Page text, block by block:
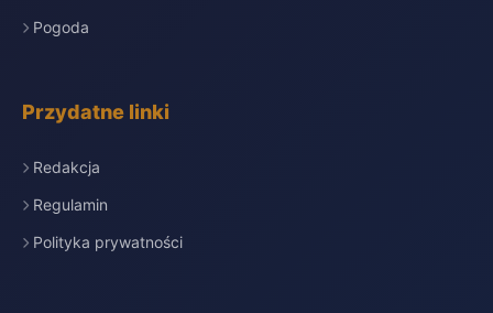
Pogoda
Przydatne linki
Redakcja
Regulamin
Polityka prywatności